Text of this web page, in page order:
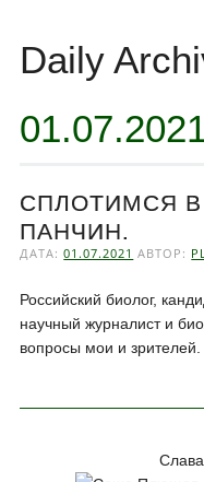
content
Daily
СПЛОТИМСЯ В
ПАНЧИН.
ДАТА:01.07.2021 АВТОР:
Российский биолог,
научный журналист и
вопросы мои и зрителей.